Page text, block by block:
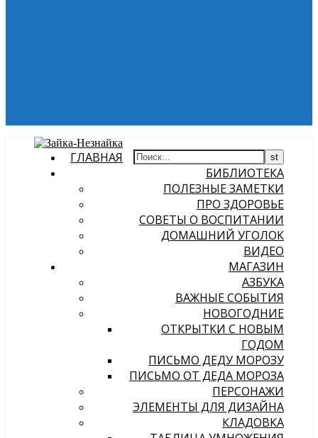
ГЛАВНАЯ
БИБЛИОТЕКА
ПОЛЕЗНЫЕ ЗАМЕТКИ
ПРО ЗДОРОВЬЕ
СОВЕТЫ О ВОСПИТАНИИ
ДОМАШНИЙ УГОЛОК
ВИДЕО
МАГАЗИН
АЗБУКА
ВАЖНЫЕ СОБЫТИЯ
НОВОГОДНИЕ
ОТКРЫТКИ С НОВЫМ
ГОДОМ
ПИСЬМО ДЕДУ МОРОЗУ
ПИСЬМО ОТ ДЕДА МОРОЗА
ПЕРСОНАЖИ
ЭЛЕМЕНТЫ ДЛЯ ДИЗАЙНА
КЛАДОВКА